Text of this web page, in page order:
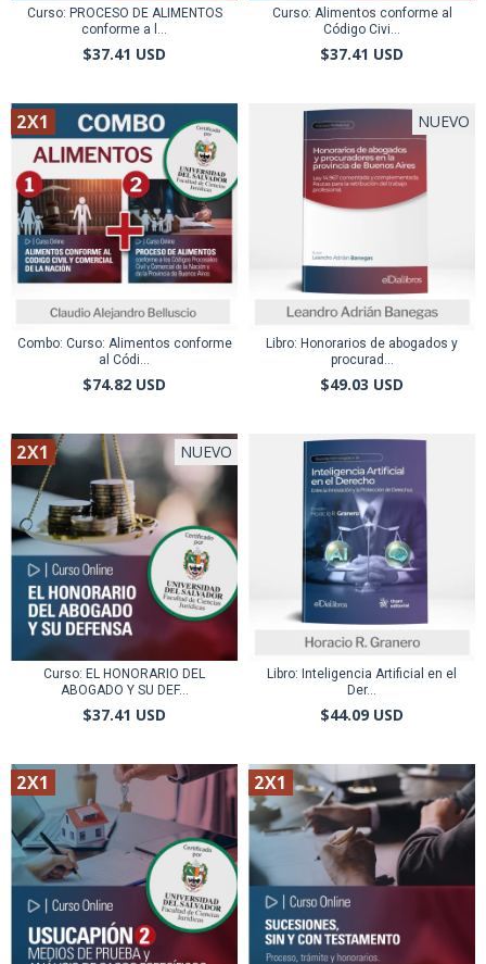
Curso: PROCESO DE ALIMENTOS
conforme a l...
$37.41 USD
Curso: Alimentos conforme al
Código Civi...
$37.41 USD
2X1
Combo: Curso: Alimentos conforme
al Códi...
$74.82 USD
NUEVO
Libro: Honorarios de abogados y
procurad...
$49.03 USD
2X1 NUEVO
Curso: EL HONORARIO DEL
ABOGADO Y SU DEF...
$37.41 USD
Libro: Inteligencia Artificial en el
Der...
$44.09 USD
2X1 2X1